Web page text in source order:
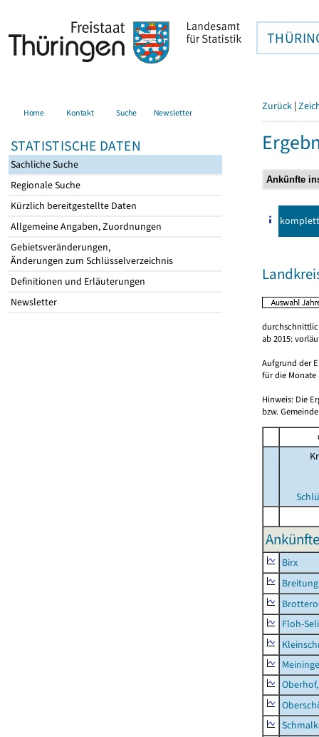
Home Kontakt Suche Newsletter
STATISTISCHE DATEN
Sachliche Suche
Regionale Suche
Kürzlich bereitgestellte Daten
Allgemeine Angaben, Zuordnungen
Gebietsveränderungen,
Änderungen zum Schlüsselverzeichnis
Definitionen und Erläuterungen
Newsletter
Zurück |
komplett
ab 2015:
Aufgrund der
für die Monate
Hinweis: Die
bzw.
Birx
Floh-